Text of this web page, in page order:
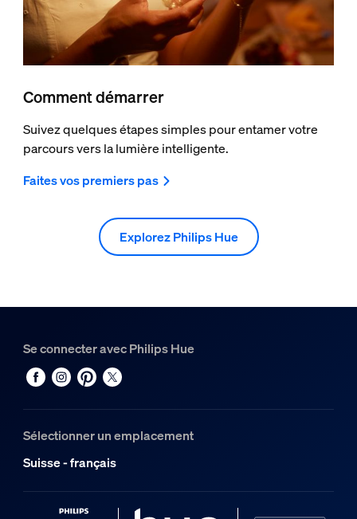
Comment démarrer
Suivez quelques étapes simples pour entamer votre
parcours vers la lumière intelligente.
Faites vos premiers pas
Explorez Philips Hue
Se connecter avec Philips Hue
Sélectionner un emplacement
Suisse - français